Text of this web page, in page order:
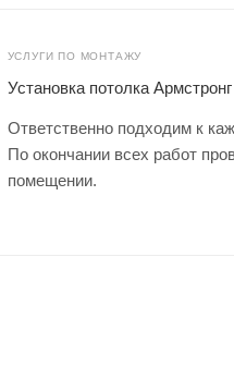
УСЛУГИ ПО МОНТАЖУ
Установка потолка Армстронг
Ответственно подходим к
По окончании всех работ
помещении.